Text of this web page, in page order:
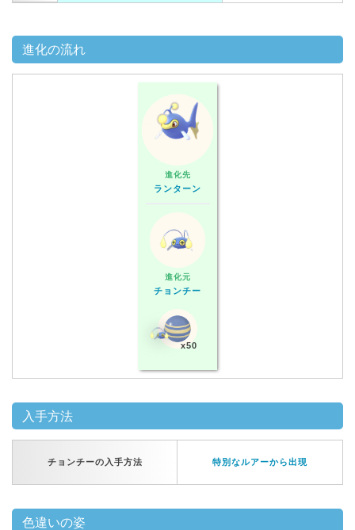
進化の流れ
進化先
ランターン
進化元
チョンチー
x50
入手方法
チョンチーの入手方法 特別なルアーから出現
色違いの姿